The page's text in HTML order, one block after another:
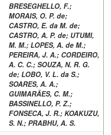
BRESEGHELLO, F.;
MORAIS, O. P. de;
CASTRO, E. da M. de;
CASTRO, A. P. de; UTUMI,
M. M.; LOPES, A. de M.;
PEREIRA, J. A.; CORDEIRO,
A. C. C.; SOUZA, N. R. G.
de; LOBO, V. L. da S.;
SOARES, A. A.;
GUIMARÃES, C. M.;
BASSINELLO, P. Z.;
FONSECA, J. R.; KOAKUZU,
S. N.; PRABHU, A. S.